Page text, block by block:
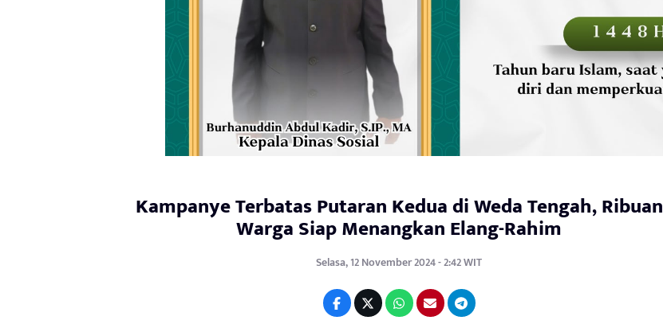
Kampanye Terbatas Putaran Kedua di Weda Tengah, Ribuan
Warga Siap Menangkan Elang-Rahim
Selasa, 12 November 2024 - 2:42 WIT